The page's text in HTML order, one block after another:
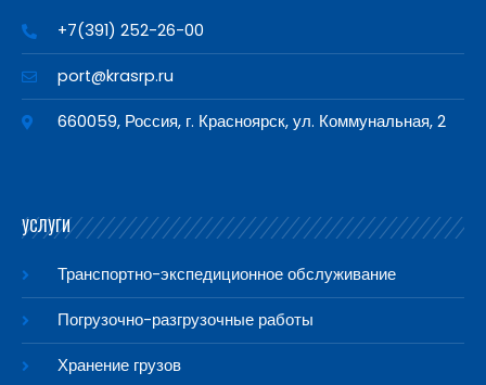
+7(391) 252-26-00
port@krasrp.ru
660059, Россия, г. Красноярск, ул. Коммунальная, 2
УСЛУГИ
Транспортно-экспедиционное обслуживание
Погрузочно-разгрузочные работы
Хранение грузов